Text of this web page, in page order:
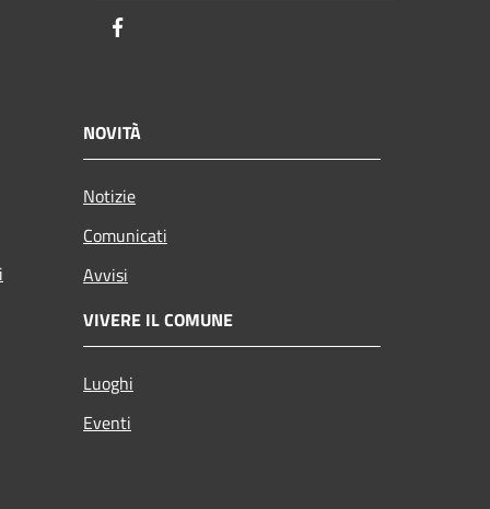
NOVITÀ
Notizie
Comunicati
Avvisi
VIVERE IL COMUNE
Luoghi
Eventi